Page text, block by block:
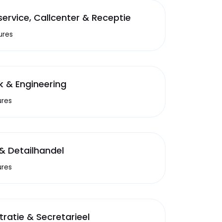
Callcenter & Receptie
& Engineering
Detailhandel
& Secretarieel